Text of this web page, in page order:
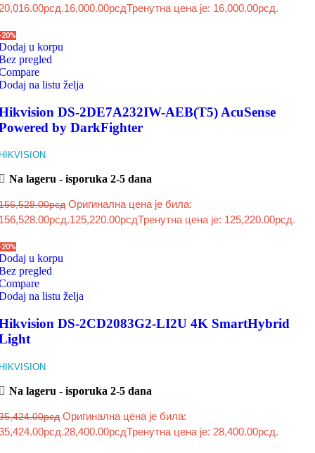
16,000.00рсдТренутна цена је: 16,000.00рсд.
u korpu
pregled
na listu želja
DS-2DE7A232IW-AEB(T5) AcuSense
by DarkFighter
Na lageru - isporuka 2-5 dana
рсд Оригинална цена је била:
125,220.00рсдТренутна цена је: 125,220.00рсд.
u korpu
pregled
na listu želja
DS-2CD2083G2-LI2U 4K SmartHybrid
Na lageru - isporuka 2-5 dana
рсд Оригинална цена је била:
28,400.00рсдТренутна цена је: 28,400.00рсд.